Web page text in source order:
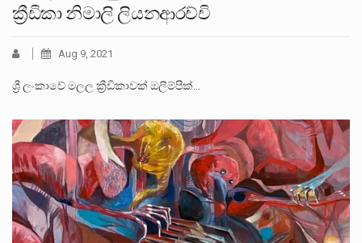
ක්‍රීඩිකා නිමාලි ලියනආරච්චි
Aug 9, 2021
ශ්‍රී ලංකාවේ මලල ක්‍රීඩිකාවක් ඔලිම්පික්…